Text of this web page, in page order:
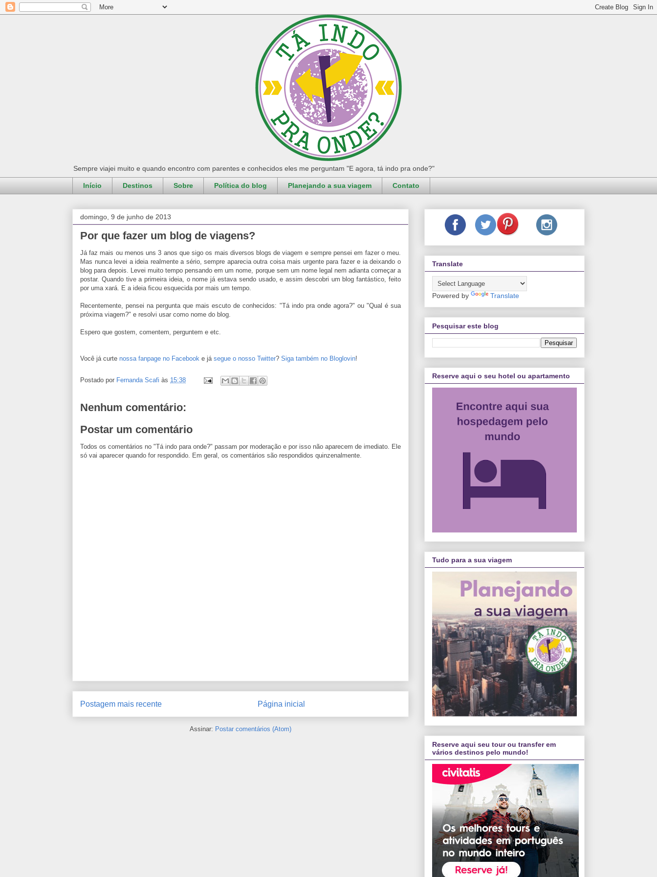
Sempre viajei muito e quando encontro com parentes e conhecidos eles me perguntam "E agora, tá indo pra onde?"
Início Destinos Sobre Política do blog Planejando a sua viagem Contato
domingo, 9 de junho de 2013
Por que fazer um blog de viagens?
Já faz mais ou menos uns 3 anos que sigo os mais diversos blogs de viagem e sempre pensei em fazer o meu.
Mas nunca levei a ideia realmente a sério, sempre aparecia outra coisa mais urgente para fazer e ia deixando o
blog para depois. Levei muito tempo pensando em um nome, porque sem um nome legal nem adianta começar a
postar. Quando tive a primeira ideia, o nome já estava sendo usado, e assim descobri um blog fantástico, feito
por uma xará. E a ideia ficou esquecida por mais um tempo.
Recentemente, pensei na pergunta que mais escuto de conhecidos: "Tá indo pra onde agora?" ou "Qual é sua
próxima viagem?" e resolvi usar como nome do blog.
Espero que gostem, comentem, perguntem e etc.
Você já curte nossa fanpage no Facebook e já segue o nosso Twitter? Siga também no Bloglovin!
Postado por Fernanda Scafi às 15:38
Nenhum comentário:
Postar um comentário
Todos os comentários no "Tá indo para onde?" passam por moderação e por isso não aparecem de imediato. Ele
só vai aparecer quando for respondido. Em geral, os comentários são respondidos quinzenalmente.
Postagem mais recente Página inicial
Assinar: Postar comentários (Atom)
Translate
Powered by Translate
Pesquisar este blog
Reserve aqui o seu hotel ou apartamento
Tudo para a sua viagem
Reserve aqui seu tour ou transfer em
vários destinos pelo mundo!